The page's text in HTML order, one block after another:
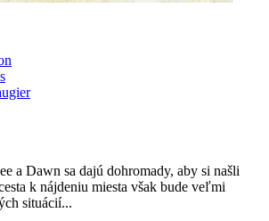
a Dawn sa dajú dohromady, aby si našli
k nájdeniu miesta však bude veľmi
situácií...